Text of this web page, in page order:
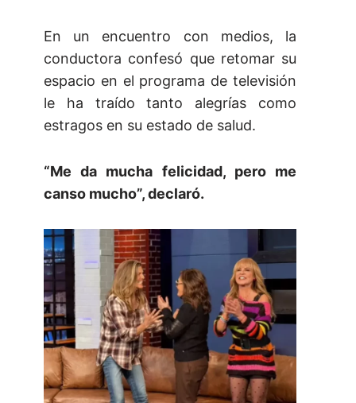
En un encuentro con medios, la
conductora confesó que retomar su
espacio en el programa de televisión
le ha traído tanto alegrías como
estragos en su estado de salud.
“Me da mucha felicidad, pero me
canso mucho”, declaró.